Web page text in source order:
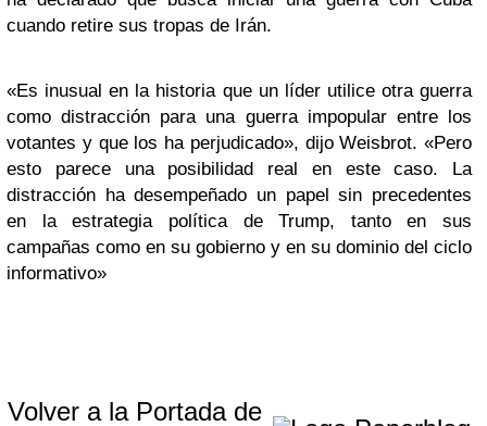
cuando retire sus tropas de Irán.
«Es inusual en la historia que un líder utilice otra guerra
como distracción para una guerra impopular entre los
votantes y que los ha perjudicado», dijo Weisbrot. «Pero
esto parece una posibilidad real en este caso. La
distracción ha desempeñado un papel sin precedentes
en la estrategia política de Trump, tanto en sus
campañas como en su gobierno y en su dominio del ciclo
informativo»
Volver a la Portada de